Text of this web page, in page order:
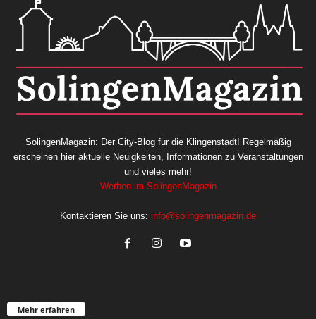
SolingenMagazin: Der City-Blog für die Klingenstadt! Regelmäßig
erscheinen hier aktuelle Neuigkeiten, Informationen zu Veranstaltungen
und vieles mehr!
Werben im SolingenMagazin
Kontaktieren Sie uns: info@solingenmagazin.de
Mehr erfahren